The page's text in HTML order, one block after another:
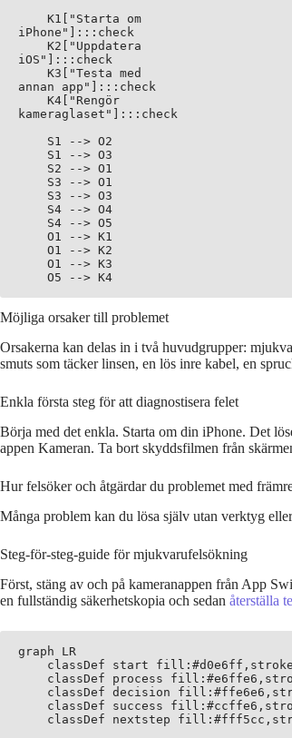
    K1["Starta om
iPhone"]:::check
    K2["Uppdatera
iOS"]:::check
    K3["Testa med
annan app"]:::check
    K4["Rengör
kameraglaset"]:::check
    S1 --> O2
    S1 --> O3
    S2 --> O1
    S3 --> O1
    S3 --> O3
    S4 --> O4
    S4 --> O5
    O1 --> K1
    O1 --> K2
    O1 --> K3
Möjliga orsaker till problemet
Orsakerna kan delas in i två huvudgrupper:
smuts som täcker linsen, en lös inre kabel, en
Enkla första steg för att diagnostisera felet
Börja med det enkla. Starta om din iPhone. Det
appen Kameran. Ta bort skyddsfilmen från
Hur felsöker och åtgärdar du problemet med
Många problem kan du lösa själv utan verktyg
Steg-för-steg-guide för mjukvarufelsökning
Först, stäng av och på kameranappen från App
en fullständig säkerhetskopia och sedan återställa
graph LR
classDef start
classDef process
classDef decision
classDef success
classDef nextstep